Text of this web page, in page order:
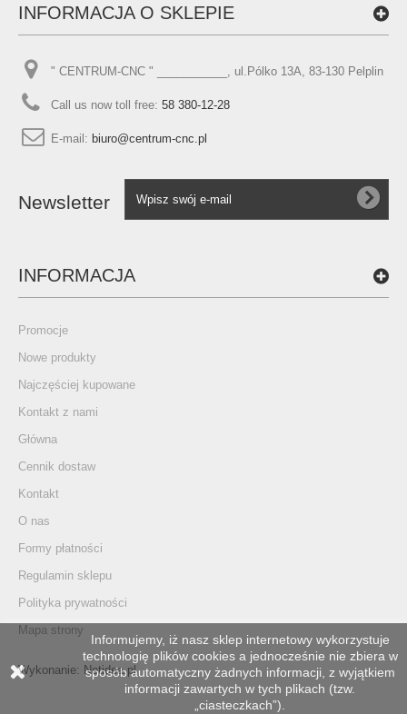
INFORMACJA O SKLEPIE
" CENTRUM-CNC " ___________, ul.Pólko 13A, 83-130 Pelplin
Call us now toll free: 58 380-12-28
E-mail: biuro@centrum-cnc.pl
Newsletter
INFORMACJA
Promocje
Nowe produkty
Najczęściej kupowane
Kontakt z nami
Główna
Cennik dostaw
Kontakt
O nas
Formy płatności
Regulamin sklepu
Polityka prywatności
Mapa strony
Informujemy, iż nasz sklep internetowy wykorzystuje
technologię plików cookies a jednocześnie nie zbiera w
sposób automatyczny żadnych informacji, z wyjątkiem
informacji zawartych w tych plikach (tzw.
„ciasteczkach”).
Wykonanie: Netidea.pl